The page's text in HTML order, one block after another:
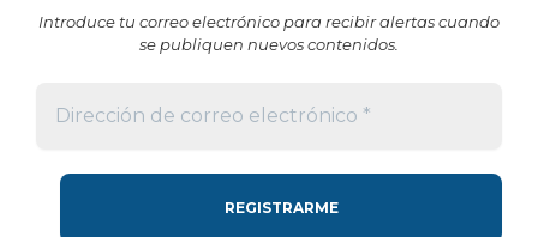
Introduce tu correo electrónico para recibir alertas cuando
se publiquen nuevos contenidos.